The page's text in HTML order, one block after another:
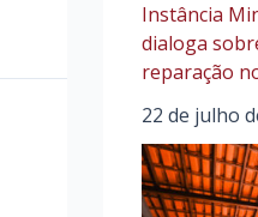
Instância
dialoga
reparação
22 de julho